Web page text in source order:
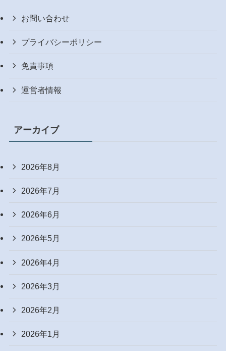
お問い合わせ
プライバシーポリシー
免責事項
運営者情報
アーカイブ
2026年8月
2026年7月
2026年6月
2026年5月
2026年4月
2026年3月
2026年2月
2026年1月